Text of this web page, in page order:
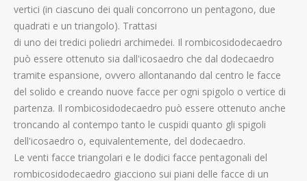
vertici (in ciascuno dei quali concorrono un pentagono, due
quadrati e un triangolo). Trattasi
di uno dei tredici poliedri archimedei. Il rombicosidodecaedro
può essere ottenuto sia dall'icosaedro che dal dodecaedro
tramite espansione, ovvero allontanando dal centro le facce
del solido e creando nuove facce per ogni spigolo o vertice di
partenza. Il rombicosidodecaedro può essere ottenuto anche
troncando al contempo tanto le cuspidi quanto gli spigoli
dell'icosaedro o, equivalentemente, del dodecaedro.
Le venti facce triangolari e le dodici facce pentagonali del
rombicosidodecaedro giacciono sui piani delle facce di un